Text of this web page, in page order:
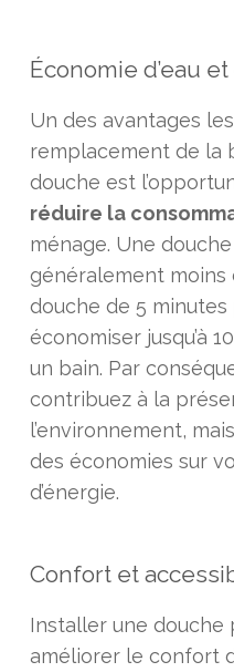
Économie d’eau
Un des avantages
remplacement de la
douche est
réduire la
ménage. Une
généralement moins
douche de 5
économiser jusqu’à
un bain. Par
contribuez à la
l’environnement,
des économies sur
d’énergie.
Confort et
Installer une douche
améliorer le confort